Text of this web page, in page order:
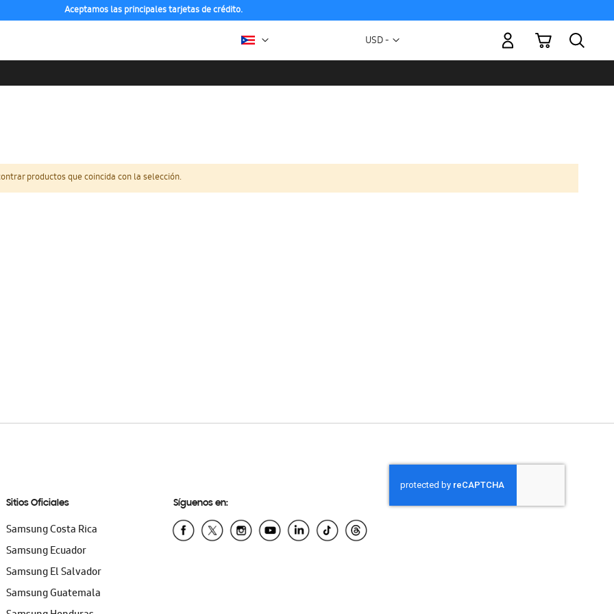
Aceptamos las principales tarjetas de crédito.
Moneda
USD -
Mi carrito
productos que coincida con la selección.
Sitios Oficiales
Samsung Costa Rica
Samsung Ecuador
Samsung El Salvador
Samsung Guatemala
Síguenos en: